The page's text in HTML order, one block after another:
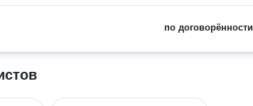
по договорённости